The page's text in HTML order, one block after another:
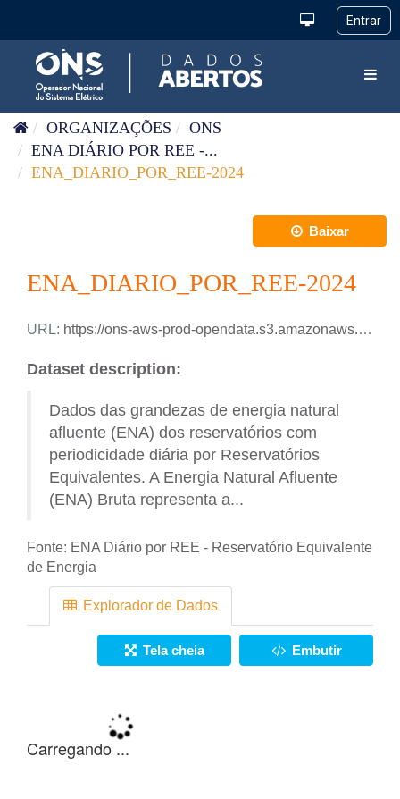
ORGANIZAÇÕES
ONS
ENA DIÁRIO POR REE -...
ENA_DIARIO_POR_REE-2024
Baixar
ENA_DIARIO_POR_REE-2024
URL: https://ons-aws-prod-opendata.s3.amazonaws.com/dataset/ena_ree_di/ENA_DIARIO_REE_2024.csv
Dataset description:
Dados das grandezas de energia natural
afluente (ENA) dos reservatórios com
periodicidade diária por Reservatórios
Equivalentes. A Energia Natural Afluente
(ENA) Bruta representa a...
Fonte: ENA Diário por REE - Reservatório Equivalente
de Energia
Explorador de Dados
Tela cheia Embutir